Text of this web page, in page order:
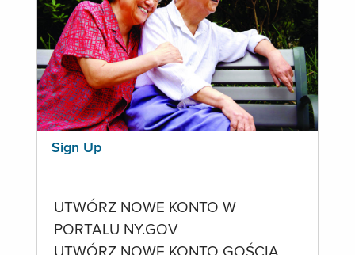
Sign Up
UTWÓRZ NOWE KONTO W
PORTALU NY.GOV